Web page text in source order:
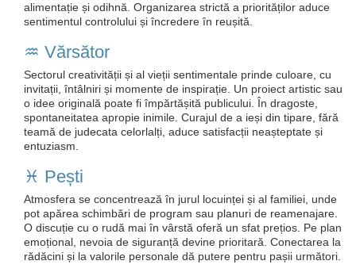
alimentație și odihnă. Organizarea strictă a priorităților aduce
sentimentul controlului și încredere în reușită.
♒️ Vărsător
Sectorul creativității și al vieții sentimentale prinde culoare, cu
invitații, întâlniri și momente de inspirație. Un proiect artistic sau
o idee originală poate fi împărtășită publicului. În dragoste,
spontaneitatea apropie inimile. Curajul de a ieși din tipare, fără
teamă de judecata celorlalți, aduce satisfacții neașteptate și
entuziasm.
♓️ Pești
Atmosfera se concentrează în jurul locuinței și al familiei, unde
pot apărea schimbări de program sau planuri de reamenajare.
O discuție cu o rudă mai în vârstă oferă un sfat prețios. Pe plan
emoțional, nevoia de siguranță devine prioritară. Conectarea la
rădăcini și la valorile personale dă putere pentru pașii următori.